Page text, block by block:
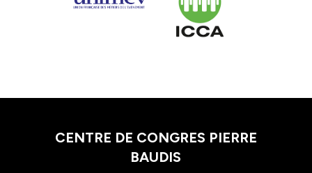
CENTRE DE CONGRES PIERRE
BAUDIS